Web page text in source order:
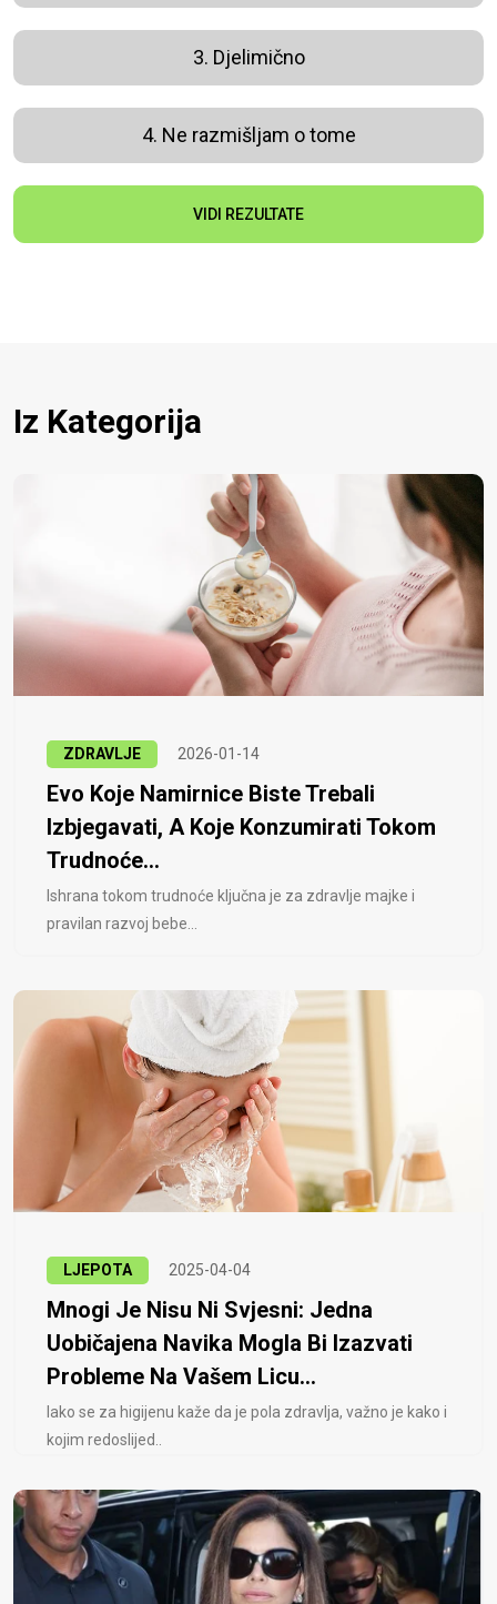
3. Djelimično
4. Ne razmišljam o tome
VIDI REZULTATE
Iz Kategorija
ZDRAVLJE 2026-01-14
Evo Koje Namirnice Biste Trebali
Izbjegavati, A Koje Konzumirati Tokom
Trudnoće...
Ishrana tokom trudnoće ključna je za zdravlje majke i
pravilan razvoj bebe...
LJEPOTA 2025-04-04
Mnogi Je Nisu Ni Svjesni: Jedna
Uobičajena Navika Mogla Bi Izazvati
Probleme Na Vašem Licu...
Iako se za higijenu kaže da je pola zdravlja, važno je kako i
kojim redoslijed..